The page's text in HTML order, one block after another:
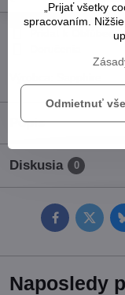
Pridať k
Popis
Diskusia 0
FacebookTwitter
Naposledy
„Prijať všetky
spracovaním.
Odmietnuť